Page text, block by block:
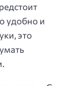
удобно и
это